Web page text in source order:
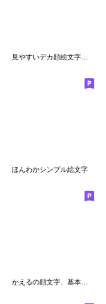
ほんわかシンプル絵文字
かえるの顔文字、基本表情